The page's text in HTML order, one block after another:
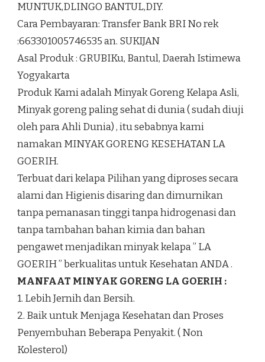
MUNTUK,DLINGO BANTUL,DIY.
Cara Pembayaran: Transfer Bank BRI No rek
:663301005746535 an. SUKIJAN
Asal Produk : GRUBIKu, Bantul, Daerah Istimewa
Yogyakarta
Produk Kami adalah Minyak Goreng Kelapa Asli,
Minyak goreng paling sehat di dunia ( sudah diuji
oleh para Ahli Dunia) , itu sebabnya kami
namakan MINYAK GORENG KESEHATAN LA
GOERIH.
Terbuat dari kelapa Pilihan yang diproses secara
alami dan Higienis disaring dan dimurnikan
tanpa pemanasan tinggi tanpa hidrogenasi dan
tanpa tambahan bahan kimia dan bahan
pengawet menjadikan minyak kelapa ” LA
GOERIH ” berkualitas untuk Kesehatan ANDA .
MANFAAT MINYAK GORENG LA GOERIH :
1. Lebih Jernih dan Bersih.
2. Baik untuk Menjaga Kesehatan dan Proses
Penyembuhan Beberapa Penyakit. ( Non
Kolesterol)